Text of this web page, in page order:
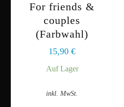
For friends &
couples
(Farbwahl)
15,90€
Auf Lager
inkl. MwSt.